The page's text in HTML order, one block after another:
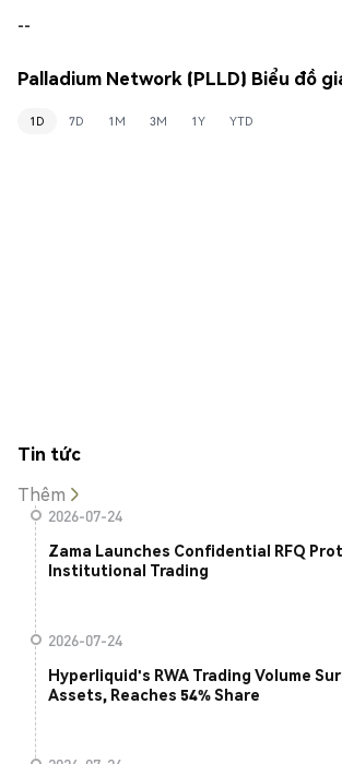
--
Palladium Network (PLLD) Biểu đồ
1D 7D 1M 3M 1Y YTD
Tin tức
Thêm
2026-07-24
Zama Launches Confidential RFQ
Institutional Trading
2026-07-24
Hyperliquid's RWA Trading Volume
Assets, Reaches 54% Share